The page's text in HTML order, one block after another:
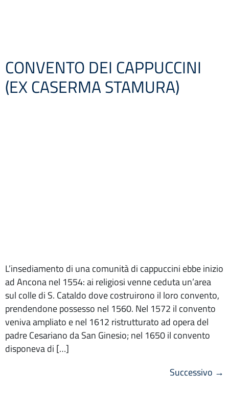
CONVENTO DEI CAPPUCCINI
(EX CASERMA STAMURA)
L’insediamento di una comunità di cappuccini ebbe inizio
ad Ancona nel 1554: ai religiosi venne ceduta un’area
sul colle di S. Cataldo dove costruirono il loro convento,
prendendone possesso nel 1560. Nel 1572 il convento
veniva ampliato e nel 1612 ristrutturato ad opera del
padre Cesariano da San Ginesio; nel 1650 il convento
disponeva di […]
Successivo →